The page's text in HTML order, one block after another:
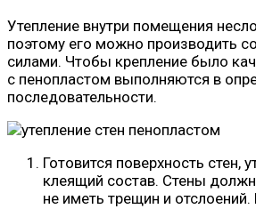
Утепление внутри помещения
поэтому его можно производить
силами. Чтобы крепление было
с пенопластом выполняются в
последовательности.
Готовится поверхность стен,
клеящий состав. Стены
не иметь трещин и отслоений.